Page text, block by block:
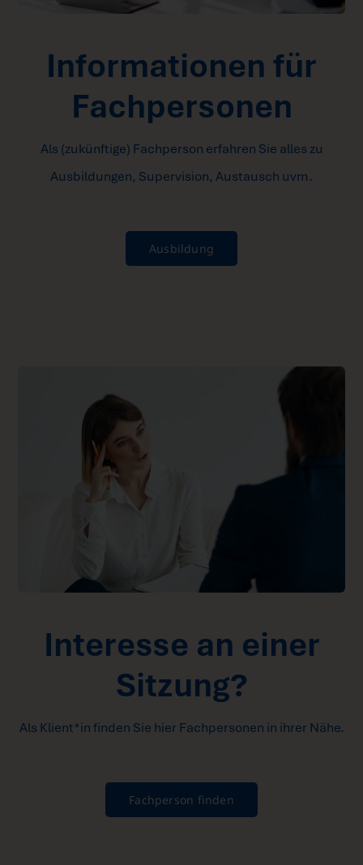
Informationen für
Fachpersonen
Als (zukünftige) Fachperson erfahren Sie alles zu
Ausbildungen, Supervision, Austausch uvm.
Ausbildung
Interesse an einer
Sitzung?
Als Klient*in finden Sie hier Fachpersonen in ihrer Nähe.
Fachperson finden